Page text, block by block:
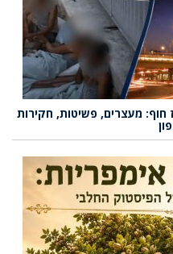
חוף: מעצרים, פשיטות, חקירות